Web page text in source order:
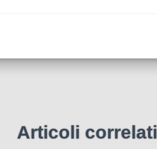
Articoli correlati